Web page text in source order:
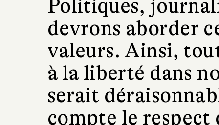
Politiques,
devrons aborder
valeurs. Ainsi,
à la liberté dans
serait
compte le respect